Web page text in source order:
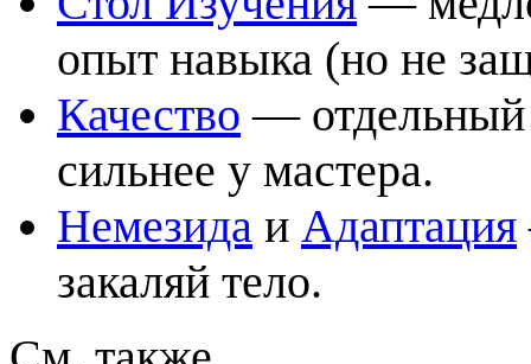
опыт навыка (но не
Качество — отдельный
сильнее у мастера.
Немезида и Адаптация
закаляй тело.